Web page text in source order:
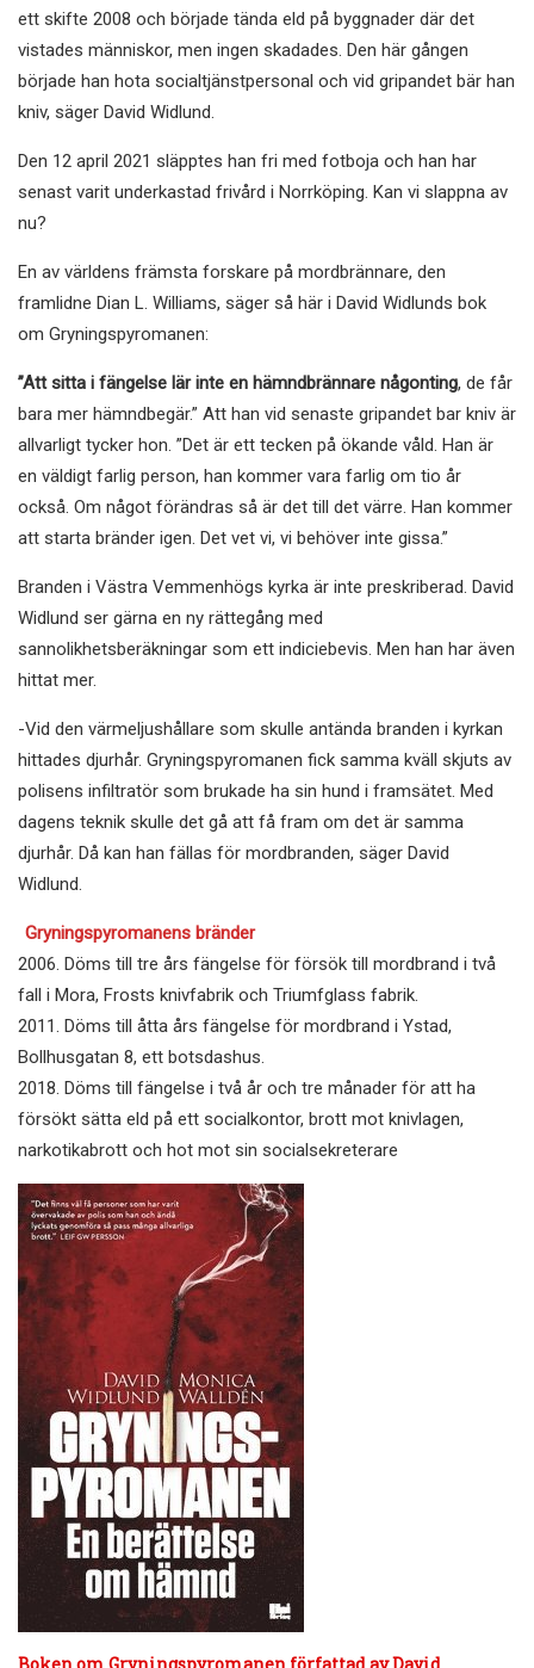
ett skifte 2008 och började tända eld på byggnader där det
vistades människor, men ingen skadades. Den här gången
började han hota socialtjänstpersonal och vid gripandet bär han
kniv, säger David Widlund.
Den 12 april 2021 släpptes han fri med fotboja och han har
senast varit underkastad frivård i Norrköping. Kan vi slappna av
nu?
En av världens främsta forskare på mordbrännare, den
framlidne Dian L. Williams, säger så här i David Widlunds bok
om Gryningspyromanen:
”Att sitta i fängelse lär inte en hämndbrännare någonting, de får
bara mer hämndbegär.” Att han vid senaste gripandet bar kniv är
allvarligt tycker hon. ”Det är ett tecken på ökande våld. Han är
en väldigt farlig person, han kommer vara farlig om tio år
också. Om något förändras så är det till det värre. Han kommer
att starta bränder igen. Det vet vi, vi behöver inte gissa.”
Branden i Västra Vemmenhögs kyrka är inte preskriberad. David
Widlund ser gärna en ny rättegång med
sannolikhetsberäkningar som ett indiciebevis. Men han har även
hittat mer.
-Vid den värmeljushållare som skulle antända branden i kyrkan
hittades djurhår. Gryningspyromanen fick samma kväll skjuts av
polisens infiltratör som brukade ha sin hund i framsätet. Med
dagens teknik skulle det gå att få fram om det är samma
djurhår. Då kan han fällas för mordbranden, säger David
Widlund.
Gryningspyromanens bränder
2006. Döms till tre års fängelse för försök till mordbrand i två
fall i Mora, Frosts knivfabrik och Triumfglass fabrik.
2011. Döms till åtta års fängelse för mordbrand i Ystad,
Bollhusgatan 8, ett botsdashus.
2018. Döms till fängelse i två år och tre månader för att ha
försökt sätta eld på ett socialkontor, brott mot knivlagen,
narkotikabrott och hot mot sin socialsekreterare